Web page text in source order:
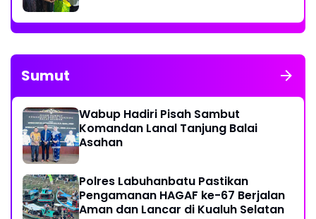
Sumut
Wabup Hadiri Pisah Sambut
Komandan Lanal Tanjung Balai
Asahan
Polres Labuhanbatu Pastikan
Pengamanan HAGAF ke-67 Berjalan
Aman dan Lancar di Kualuh Selatan